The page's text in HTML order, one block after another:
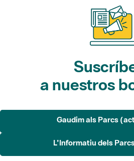
a nuestros
Gaudim als Parcs
L'Informatiu dels